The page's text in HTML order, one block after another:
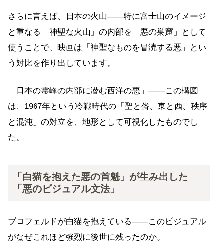
さらに言えば、日本の火山——特に富士山のイメージ
と重なる「神聖な火山」の内部を「悪の巣窟」として
使うことで、映画は「神聖なものを冒涜する悪」とい
う対比を作り出しています。
「日本の霊峰の内部に潜む西洋の悪」——この構図
は、1967年という冷戦時代の「聖と俗、東と西、秩序
と混沌」の対立を、地形として可視化したものでし
た。
「白猫を抱えた悪の首魁」が生み出した
「悪のビジュアル文法」
ブロフェルドが白猫を抱えている——このビジュアル
がなぜこれほど強烈に後世に残ったのか。